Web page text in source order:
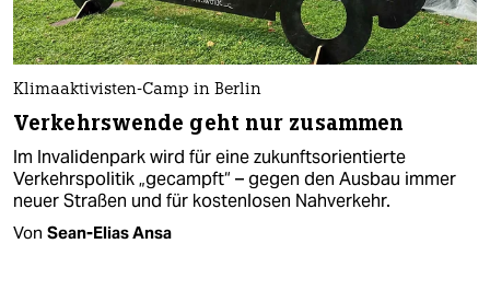
Klimaaktivisten-Camp in Berlin
Verkehrswende geht nur zusammen
Im Invalidenpark wird für eine zukunftsorientierte
Verkehrspolitik „gecampft“ – gegen den Ausbau immer
neuer Straßen und für kostenlosen Nahverkehr.
Von Sean-Elias Ansa